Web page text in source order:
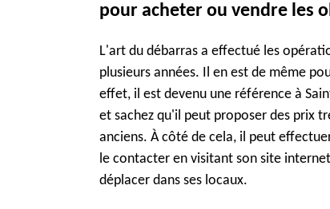
pour acheter ou vendre les
L'art du débarras a effectué les
plusieurs années. Il en est de même
effet, il est devenu une référence à
et sachez qu'il peut proposer des prix
anciens. À côté de cela, il peut
le contacter en visitant son site
déplacer dans ses locaux.